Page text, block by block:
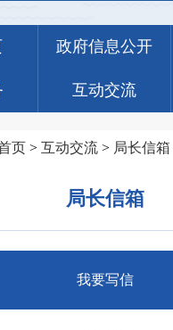
政府信息公开
互动交流
页> 互动交流> 局长信箱
局长信箱
我要写信